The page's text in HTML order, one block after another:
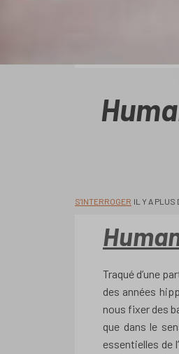
S'INTERROGER IL Y A PLUS
Traqué d’une
des années
nous fixer des
que dans le
essentielles de